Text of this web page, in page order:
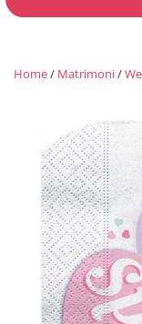
Home/ Matrimoni/